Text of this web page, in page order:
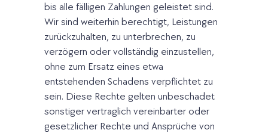
bis alle fälligen Zahlungen geleistet sind.
Wir sind weiterhin berechtigt, Leistungen
zurückzuhalten, zu unterbrechen, zu
verzögern oder vollständig einzustellen,
ohne zum Ersatz eines etwa
entstehenden Schadens verpflichtet zu
sein. Diese Rechte gelten unbeschadet
sonstiger vertraglich vereinbarter oder
gesetzlicher Rechte und Ansprüche von